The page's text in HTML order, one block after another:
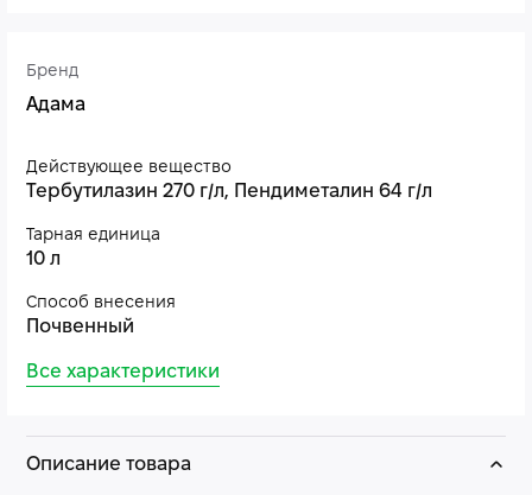
Бренд
Адама
Действующее вещество
Тербутилазин 270 г/л, Пендиметалин 64 г/л
Тарная единица
10 л
Способ внесения
Почвенный
Все характеристики
Описание товара